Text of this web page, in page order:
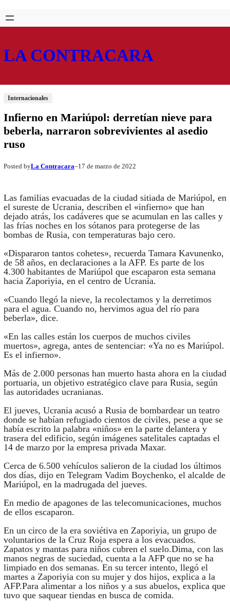
Saltar
al
Skip
to
LA CONTRACARA
Internacionales
Infierno en Mariúpol: derretían nieve para
beberla, narraron sobrevivientes al asedio
ruso
Posted byLa Contracara–17 de marzo de 2022
Las familias evacuadas de la ciudad sitiada de Mariúpol, en
el sureste de Ucrania, describen el «infierno» que han
dejado atrás, los cadáveres que se acumulan en las calles y
las frías noches en los sótanos para protegerse de las
bombas de Rusia, con temperaturas bajo cero.
«Dispararon tantos cohetes», recuerda Tamara Kavunenko,
de 58 años, en declaraciones a la AFP. Es parte de los
4.300 habitantes de Mariúpol que escaparon esta semana
hacia Zaporiyia, en el centro de Ucrania.
«Cuando llegó la nieve, la recolectamos y la derretimos
para el agua. Cuando no, hervimos agua del río para
beberla», dice.
«En las calles están los cuerpos de muchos civiles
muertos», agrega, antes de sentenciar: «Ya no es Mariúpol.
Es el infierno».
Más de 2.000 personas han muerto hasta ahora en la ciudad
portuaria, un objetivo estratégico clave para Rusia, según
las autoridades ucranianas.
El jueves, Ucrania acusó a Rusia de bombardear un teatro
donde se habían refugiado cientos de civiles, pese a que se
había escrito la palabra «niños» en la parte delantera y
trasera del edificio, según imágenes satelitales captadas el
14 de marzo por la empresa privada Maxar.
Cerca de 6.500 vehículos salieron de la ciudad los últimos
dos días, dijo en Telegram Vadim Boychenko, el alcalde de
Mariúpol, en la madrugada del jueves.
En medio de apagones de las telecomunicaciones, muchos
de ellos escaparon.
En un circo de la era soviétiva en Zaporiyia, un grupo de
voluntarios de la Cruz Roja espera a los evacuados.
Zapatos y mantas para niños cubren el suelo.Dima, con las
manos negras de suciedad, cuenta a la AFP que no se ha
limpiado en dos semanas. En su tercer intento, llegó el
martes a Zaporiyia con su mujer y dos hijos, explica a la
AFP.Para alimentar a los niños y a sus abuelos, explica que
tuvo que saquear tiendas en busca de comida.